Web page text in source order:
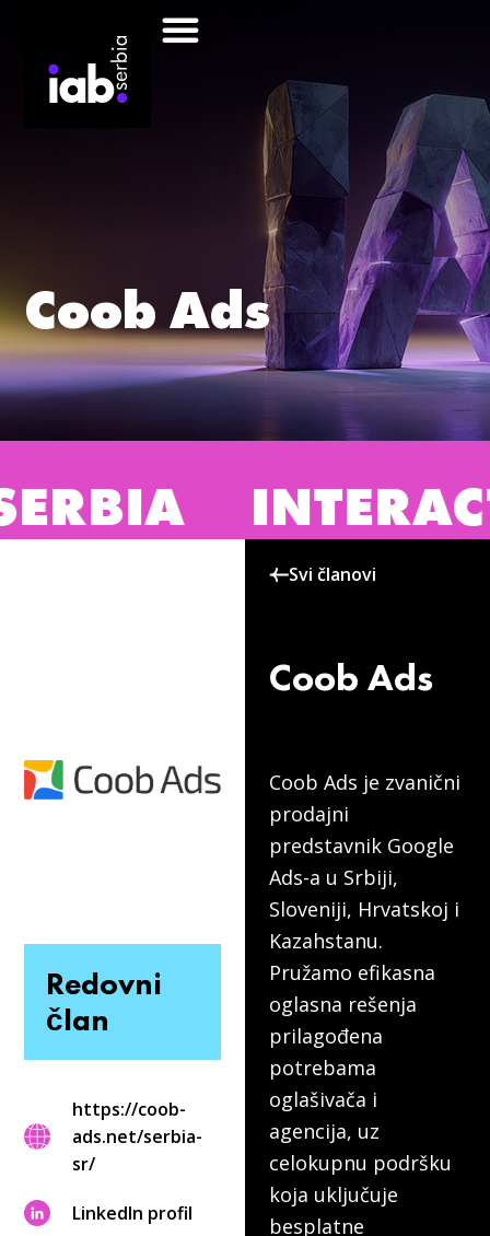
Coob Ads
Redovni
član
https://coob-
ads.net/serbia-
sr/
LinkedIn profil
Svi članovi
Coob Ads
Coob Ads je zvanični
prodajni
predstavnik Google
Ads-a u Srbiji,
Sloveniji, Hrvatskoj i
Kazahstanu.
Pružamo efikasna
oglasna rešenja
prilagođena
potrebama
oglašivača i
agencija, uz
celokupnu podršku
koja uključuje
besplatne